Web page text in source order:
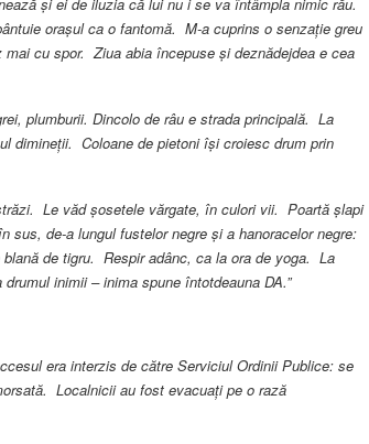
orașul ca o fantomă. M-a cuprins o senzație greu
cu spor. Ziua abia începuse și deznădejdea e cea
plumburii. Dincolo de râu e strada principală. La
dimineții. Coloane de pietoni își croiesc drum prin
Le văd șosetele vărgate, în culori vii. Poartă șlapi
de-a lungul fustelor negre și a hanoracelor negre:
de tigru. Respir adânc, ca la ora de yoga. La
inimii – inima spune întotdeauna DA.”
era interzis de către Serviciul Ordinii Publice: se
Localnicii au fost evacuați pe o rază